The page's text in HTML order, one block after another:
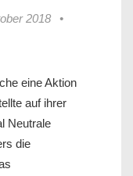
2018
•
eine Aktion
auf ihrer
Neutrale
die